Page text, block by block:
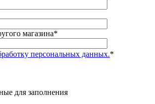
магазина*
персональных данных.*
для заполнения